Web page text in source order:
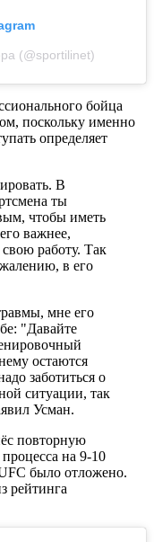
(@sportilinet)
бойца
поскольку именно
определяет
В
ты
чтобы иметь
важнее,
работу. Так
в его
мне его
"Давайте
остаются
заботиться о
ситуации, так
Усман.
повторную
на 9-10
было отложено.
рейтинга